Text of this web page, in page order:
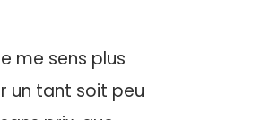
me sens plus
un tant soit peu